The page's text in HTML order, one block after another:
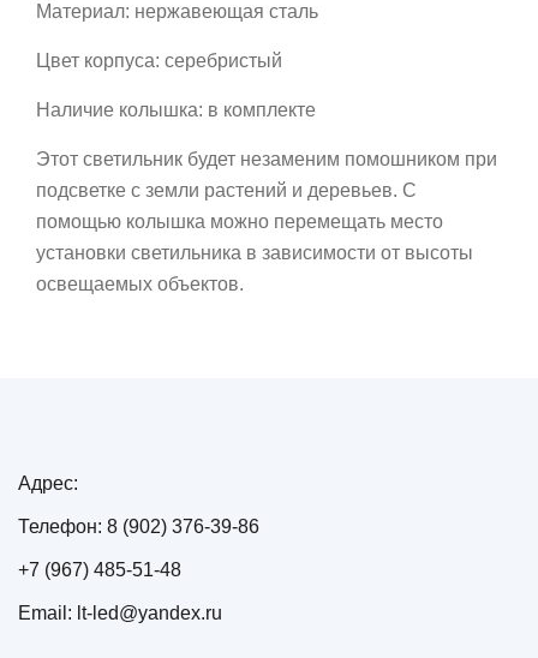
Материал: нержавеющая сталь
Цвет корпуса: серебристый
Наличие колышка: в комплекте
Этот светильник будет незаменим помошником при
подсветке с земли растений и деревьев. С
помощью колышка можно перемещать место
установки светильника в зависимости от высоты
освещаемых объектов.
Адрес:
Телефон: 8 (902) 376-39-86
+7 (967) 485-51-48
Email: lt-led@yandex.ru